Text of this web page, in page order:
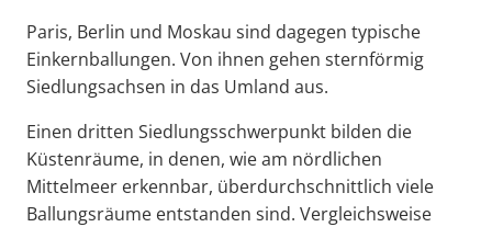
Paris, Berlin und Moskau sind dagegen typische
Einkernballungen. Von ihnen gehen sternförmig
Siedlungsachsen in das Umland aus.
Einen dritten Siedlungsschwerpunkt bilden die
Küstenräume, in denen, wie am nördlichen
Mittelmeer erkennbar, überdurchschnittlich viele
Ballungsräume entstanden sind. Vergleichsweise